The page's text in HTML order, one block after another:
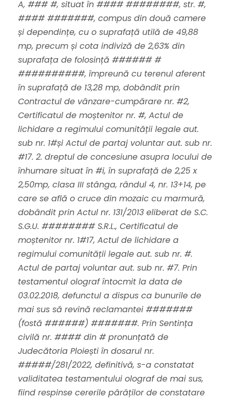
A, ### #, situat în #### ########, str. #,
#### #######, compus din două camere
și dependințe, cu o suprafață utilă de 49,88
mp, precum și cota indiviză de 2,63% din
suprafața de folosință ###### #
##########, împreună cu terenul aferent
în suprafață de 13,28 mp, dobândit prin
Contractul de vânzare-cumpărare nr. #2,
Certificatul de moștenitor nr. #, Actul de
lichidare a regimului comunității legale aut.
sub nr. 1#și Actul de partaj voluntar aut. sub nr.
#17. 2. dreptul de concesiune asupra locului de
înhumare situat în #i, în suprafață de 2,25 x
2,50mp, clasa III stânga, rândul 4, nr. 13+14, pe
care se află o cruce din mozaic cu marmură,
dobândit prin Actul nr. 131/2013 eliberat de S.C.
S.G.U. ######## S.R.L., Certificatul de
moștenitor nr. 1#17, Actul de lichidare a
regimului comunității legale aut. sub nr. #.
Actul de partaj voluntar aut. sub nr. #7. Prin
testamentul olograf întocmit la data de
03.02.2018, defunctul a dispus ca bunurile de
mai sus să revină reclamantei #######
(fostă ######) #######. Prin Sentința
civilă nr. #### din # pronunțată de
Judecătoria Ploiești în dosarul nr.
#####/281/2022, definitivă, s-a constatat
validitatea testamentului olograf de mai sus,
fiind respinse cererile pârâților de constatare